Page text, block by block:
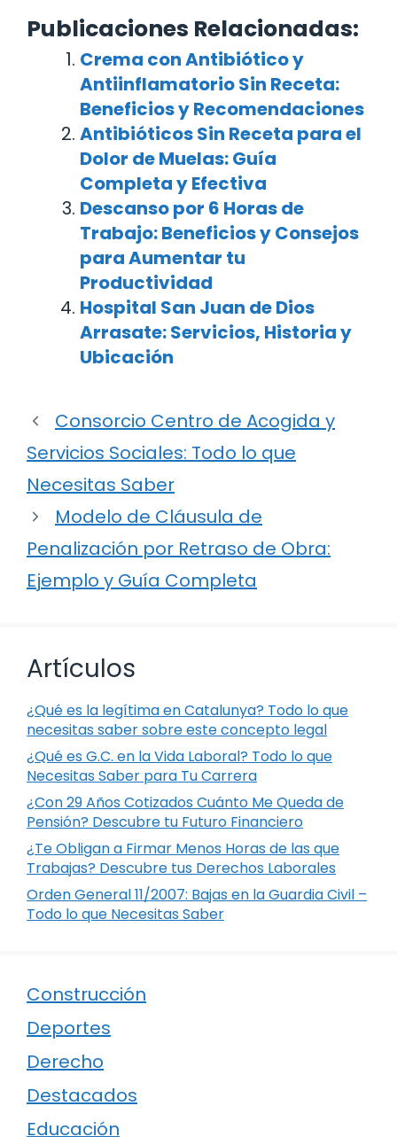
Publicaciones Relacionadas:
Crema con Antibiótico y
Antiinflamatorio Sin Receta:
Beneficios y Recomendaciones
Antibióticos Sin Receta para el
Dolor de Muelas: Guía
Completa y Efectiva
Descanso por 6 Horas de
Trabajo: Beneficios y Consejos
para Aumentar tu
Productividad
Hospital San Juan de Dios
Arrasate: Servicios, Historia y
Ubicación
Consorcio Centro de Acogida y
Servicios Sociales: Todo lo que
Necesitas Saber
Modelo de Cláusula de
Penalización por Retraso de Obra:
Ejemplo y Guía Completa
Artículos
¿Qué es la legítima en Catalunya? Todo lo que
necesitas saber sobre este concepto legal
¿Qué es G.C. en la Vida Laboral? Todo lo que
Necesitas Saber para Tu Carrera
¿Con 29 Años Cotizados Cuánto Me Queda de
Pensión? Descubre tu Futuro Financiero
¿Te Obligan a Firmar Menos Horas de las que
Trabajas? Descubre tus Derechos Laborales
Orden General 11/2007: Bajas en la Guardia Civil –
Todo lo que Necesitas Saber
Construcción
Deportes
Derecho
Destacados
Educación